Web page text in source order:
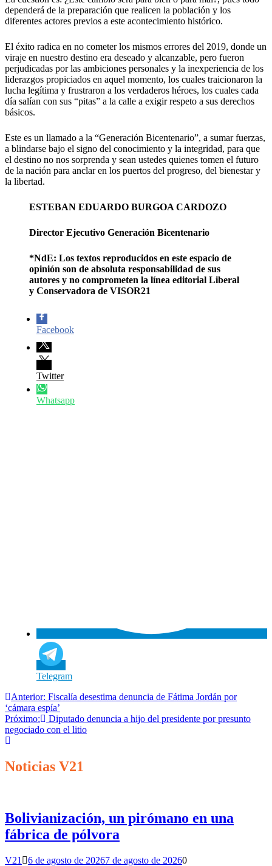
dependerá de la preparación que realicen la población y los
diferentes actores previos a este acontecimiento histórico.
El éxito radica en no cometer los mismos errores del 2019, donde un
viraje en nuestro destino era deseado y alcanzable, pero fueron
perjudicadas por las ambiciones personales y la inexperiencia de los
liderazgos propiciados en aquel momento, los cuales traicionaron la
lucha legítima y frustraron a los verdaderos héroes, los cuales cada
día salían con sus “pitas” a la calle a exigir respeto a sus derechos
básicos.
Este es un llamado a la “Generación Bicentenario”, a sumar fuerzas,
a blindarse bajo el signo del conocimiento y la integridad, para que
el destino no nos sorprenda y sean ustedes quienes tomen el futuro
de la nación para anclar en los puertos del progreso, del bienestar y
la libertad.
ESTEBAN EDUARDO BURGOA CARDOZO
Director Ejecutivo Generación Bicentenario
*NdE: Los textos reproducidos en este espacio de
opinión son de absoluta responsabilidad de sus
autores y no comprometen la línea editorial Liberal
y Conservadora de VISOR21
Facebook
Twitter
Whatsapp
Telegram
Navegación
de
entradas
Anterior: Fiscalía desestima denuncia de Fátima Jordán por
‘cámara espía’
Próximo:
Diputado denuncia a hijo del presidente por presunto
negociado con el litio
Noticias V21
Bolivianización, un pirómano en una
fábrica de pólvora
V21 6 de agosto de 20267 de agosto de 20260